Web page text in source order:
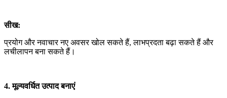
सीख:
प्रयोग और नवाचार नए अवसर खोल सकते हैं, लाभप्रदता बढ़ा सकते हैं और
लचीलापन बना सकते हैं।
4. मूल्यवर्धित उत्पाद बनाएं